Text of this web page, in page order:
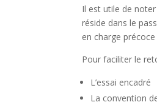
Il est utile de
réside dans le
en charge
Pour faciliter le
L’essai encadré
La convention